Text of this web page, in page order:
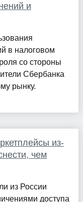
и
в налоговом
со стороны
Сбербанка
рынку.
из-
чем
из России
доступа